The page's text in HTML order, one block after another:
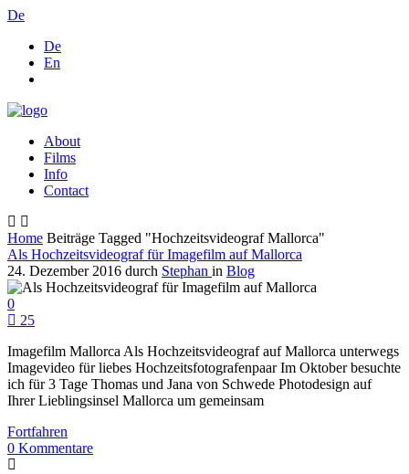
De
De
En
About
Films
Info
Contact
Home Beiträge Tagged "Hochzeitsvideograf Mallorca"
Als Hochzeitsvideograf für Imagefilm auf Mallorca
24. Dezember 2016 durch Stephan in Blog
0
25
Imagefilm Mallorca Als Hochzeitsvideograf auf Mallorca unterwegs
Imagevideo für liebes Hochzeitsfotografenpaar Im Oktober besuchte
ich für 3 Tage Thomas und Jana von Schwede Photodesign auf
Ihrer Lieblingsinsel Mallorca um gemeinsam
Fortfahren
0 Kommentare